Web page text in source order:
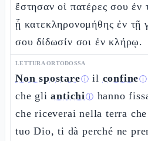
ἔστησαν οἱ πατέρες σου ἐν
ᾗ κατεκληρονομήθης ἐν τῇ
σου δίδωσίν σοι ἐν κλήρῳ.
LETTURA ORTODOSSA
Non spostareⓘ il confineⓘ
che gliantichiⓘ hanno
che riceverai nella terra
tuo Dio, ti dà perché ne